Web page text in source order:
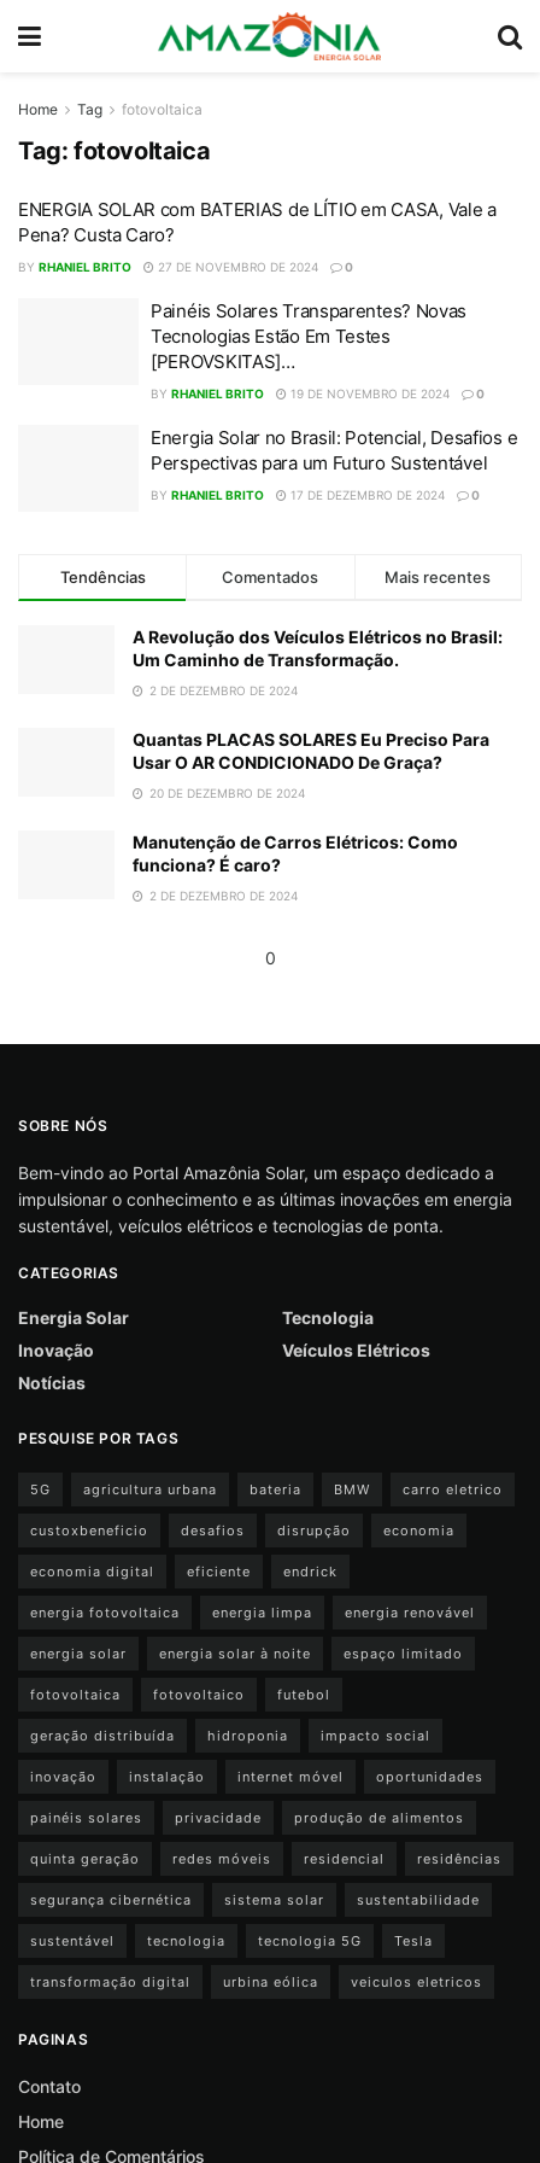
Home Tag fotovoltaica
Tag: fotovoltaica
ENERGIA SOLAR com BATERIAS de LÍTIO em CASA, Vale a
Pena? Custa Caro?
BY RHANIEL BRITO 27 DE NOVEMBRO DE 2024 0
Painéis Solares Transparentes? Novas
Tecnologias Estão Em Testes
[PEROVSKITAS]…
BY RHANIEL BRITO 19 DE NOVEMBRO DE 2024 0
Energia Solar no Brasil: Potencial, Desafios e
Perspectivas para um Futuro Sustentável
BY RHANIEL BRITO 17 DE DEZEMBRO DE 2024 0
Tendências Comentados Mais recentes
A Revolução dos Veículos Elétricos no Brasil:
Um Caminho de Transformação.
2 DE DEZEMBRO DE 2024
Quantas PLACAS SOLARES Eu Preciso Para
Usar O AR CONDICIONADO De Graça?
20 DE DEZEMBRO DE 2024
Manutenção de Carros Elétricos: Como
funciona? É caro?
2 DE DEZEMBRO DE 2024
0
SOBRE NÓS
Bem-vindo ao Portal Amazônia Solar, um espaço dedicado a
impulsionar o conhecimento e as últimas inovações em energia
sustentável, veículos elétricos e tecnologias de ponta.
CATEGORIAS
Energia Solar
Inovação
Notícias
Tecnologia
Veículos Elétricos
PESQUISE POR TAGS
5G agricultura urbana bateria BMW carro eletrico
custoxbeneficio desafios disrupção economia
economia digital eficiente endrick
energia fotovoltaica energia limpa energia renovável
energia solar energia solar à noite espaço limitado
fotovoltaica fotovoltaico futebol
geração distribuída hidroponia impacto social
inovação instalação internet móvel oportunidades
painéis solares privacidade produção de alimentos
quinta geração redes móveis residencial residências
segurança cibernética sistema solar sustentabilidade
sustentável tecnologia tecnologia 5G Tesla
transformação digital urbina eólica veiculos eletricos
PAGINAS
Contato
Home
Política de Comentários